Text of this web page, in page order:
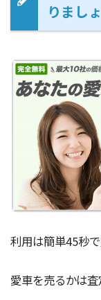
りまし
利用は簡単45秒で
愛車を売るかは査